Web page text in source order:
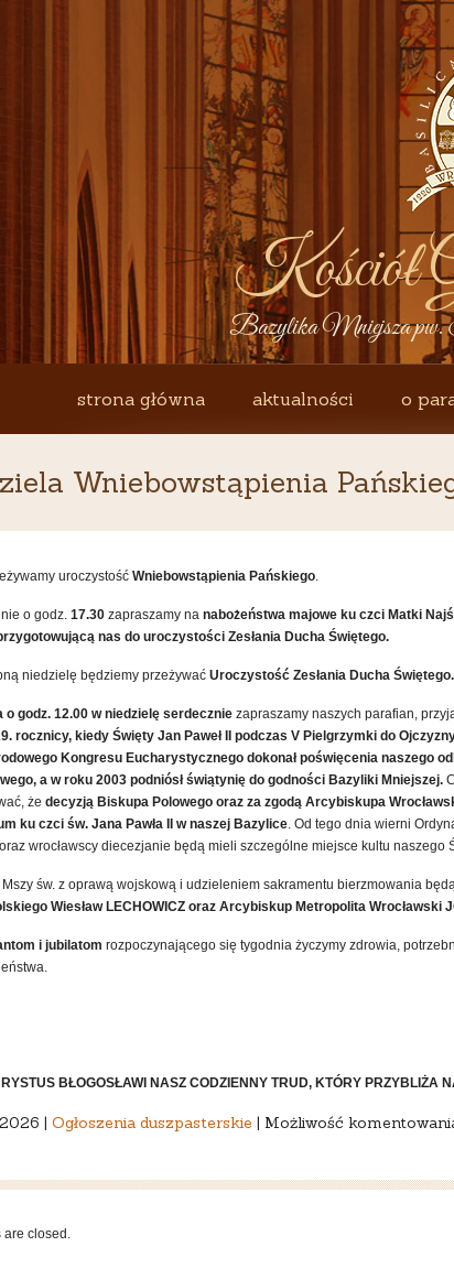
Kościół
Bazylika Mniejsza pw.
strona główna aktualności o
Wniebowstąpienia
uroczystość Wniebowstąpienia Pańskiego.
o godz. 17.30zapraszamy na nabożeństwa majowe ku czci Matki
nas do uroczystości Zesłania Ducha Świętego.
niedzielę będziemy przeżywać Uroczystość Zesłania Ducha Świętego.
o godz. 12.00 w niedzielę serdeczniezapraszamy naszych parafian,
rocznicy, kiedy Święty Jan Paweł II podczas V Pielgrzymki do
Kongresu Eucharystycznego dokonał poświęcenia naszego
a w roku 2003 podniósł świątynię do godności Bazyliki Mniejszej.
że decyzją Biskupa Polowego oraz za zgodą Arcybiskupa
ku czci św. Jana Pawła II w naszej Bazylice. Od tego dnia wierni
wrocławscy diecezjanie będą mieli szczególne miejsce kultu naszego
Mszy św. z oprawą wojskową i udzieleniem sakramentu bierzmowania
Wiesław LECHOWICZ oraz Arcybiskup Metropolita Wrocławski
i jubilatom rozpoczynającego się tygodnia życzymy zdrowia,
BŁOGOSŁAWI NASZ CODZIENNY TRUD, KTÓRY PRZYBLIŻA
| Ogłoszenia duszpasterskie | Możliwość
closed.